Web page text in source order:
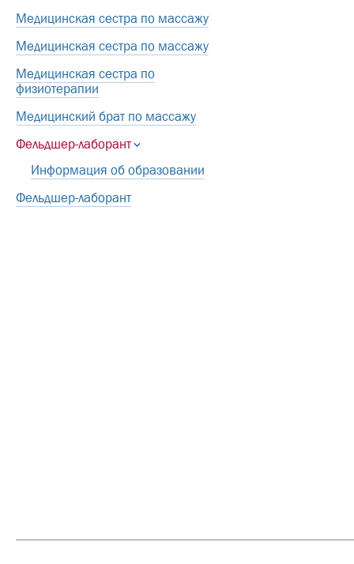
Медицинская сестра по массажу
Медицинская сестра по массажу
Медицинская сестра по
физиотерапии
Медицинский брат по массажу
Фельдшер-лаборант
Информация об образовании
Фельдшер-лаборант